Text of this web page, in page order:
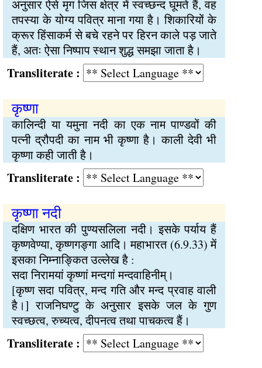
अनुसार ऐसे मृग जिस क्षेत्र में स्वच्छन्द घूमते हैं, वह
तपस्या के योग्य पवित्र माना गया है। शिकारियों के
क्रूर हिंसाकर्म से बचे रहने पर हिरन काले पड़ जाते
हैं, अतः ऐसा निष्पाप स्थान शुद्ध समझा जाता है।
:
कृष्णा
कालिन्दी या यमुना नदी का एक नाम पाण्डवों की
पत्नी द्रौपदी का नाम भी कृष्णा है। काली देवी भी
कृष्णा कही जाती है।
:
कृष्णा नदी
दक्षिण भारत की पुण्यसलिला नदी। इसके पर्याय हैं
कृष्णवेण्या, कृष्णगङ्गा आदि। महाभारत (6.9.33) में
इसका निम्नाङ्कित उल्लेख है :
सदा निरामयां कृष्णां मन्दगां मन्दवाहिनीम्।
[कृष्ण सदा पवित्र, मन्द गति और मन्द प्रवाह वाली
है।] राजनिघण्टु के अनुसार इसके जल के गुण
स्वच्छत्व, रुच्यत्व, दीपनत्व तथा पाचकत्व हैं।
: